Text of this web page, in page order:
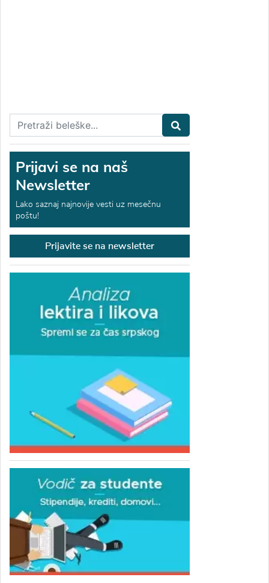
Prijavi se na naš
Newsletter
Lako saznaj najnovije vesti uz mesečnu
poštu!
Prijavite se na newsletter